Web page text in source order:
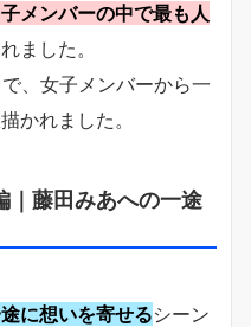
メンバーの中で最も人
ました。
、女子メンバーから一
かれました。
｜藤田みあへの一途
に想いを寄せるシーン